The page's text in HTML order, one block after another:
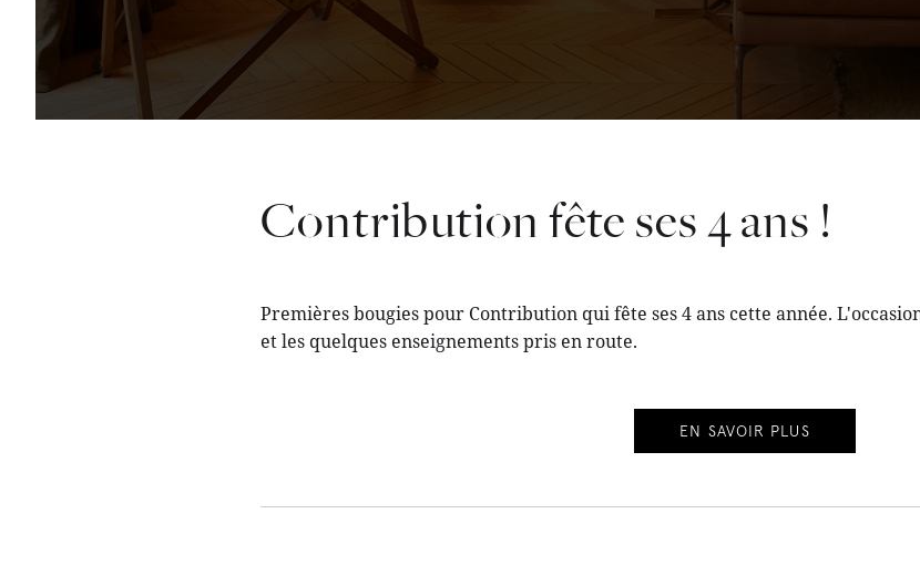
Contribution fête ses 4 ans !
Premières bougies pour Contribution qui fête ses 4 ans cette année.
et les quelques enseignements pris en route.
EN SAVOIR PLUS